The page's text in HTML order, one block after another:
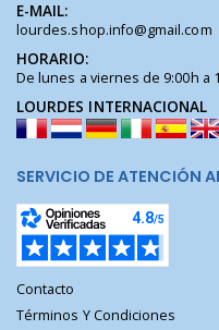
E-MAIL:
lourdes.shop.info@gmail.com
HORARIO:
De lunes a viernes de 9:00h a
LOURDES INTERNACIONAL
SERVICIO DE ATENCIÓN
Contacto
Términos Y Condiciones